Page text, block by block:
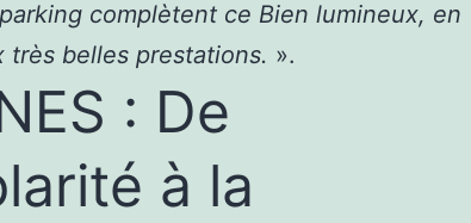
complètent ce Bien lumineux, en
belles prestations. ».
: De
à la